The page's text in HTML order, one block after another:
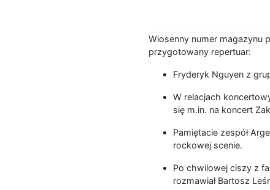
Wiosenny numer magazynu
przygotowany repertuar:
Fryderyk Nguyen z
W relacjach
się m.in. na koncert
Pamiętacie zespół
rockowej scenie.
Po chwilowej ciszy z
rozmawiał Bartosz